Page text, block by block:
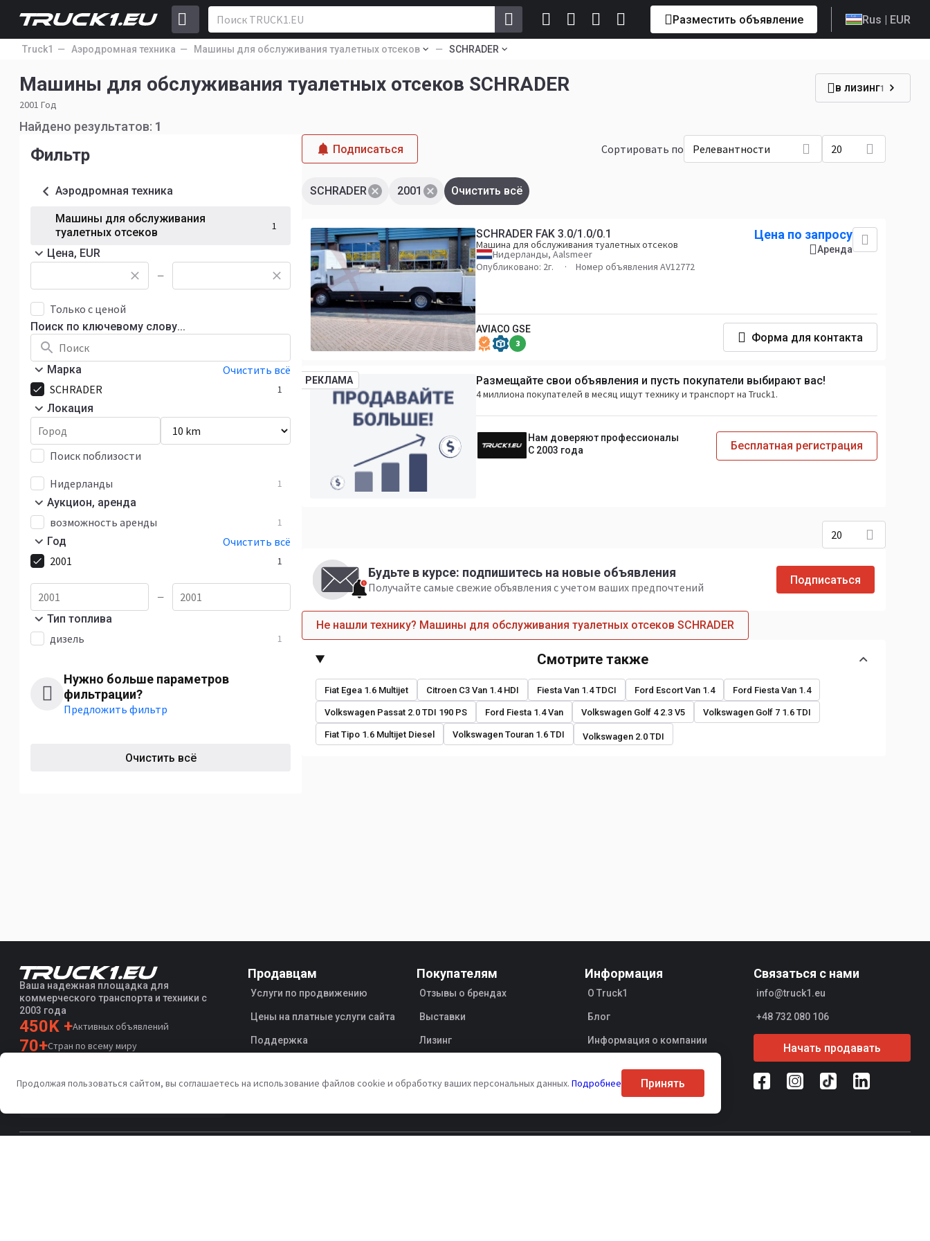
Разместить объявление Rus | EUR
Truck1 Аэродромная техника Машины для обслуживания туалетных отсеков SCHRADER
Машины для обслуживания туалетных отсеков SCHRADER
2001 Год
Найдено результатов: 1
в лизинг1
Фильтр
Аэродромная техника
Машины для обслуживания
туалетных отсеков
1
Цена, EUR
—
Только с ценой
Поиск по ключевому слову...
Марка
Очистить всё
SCHRADER
1
Локация
Поиск поблизости
Нидерланды
1
Аукцион, аренда
возможность аренды 1
Год
Очистить всё
2001
1
—
Тип топлива
дизель 1
Нужно больше параметров
фильтрации?
Предложить фильтр
Очистить всё
Подписаться Сортировать по Релевантности 20
SCHRADER 2001 Очистить всё
SCHRADER FAK 3.0/1.0/0.1
Машина для обслуживания туалетных отсеков
Нидерланды, Aalsmeer
Опубликовано: 2г.
Номер объявления AV12772
Цена по запросу
Аренда
AVIACO GSE
3 Форма для контакта
РЕКЛАМА Размещайте свои объявления и пусть покупатели выбирают вас!
4 миллиона покупателей в месяц ищут технику и транспорт на Truck1.
Нам доверяют профессионалы
С 2003 года
Бесплатная регистрация
20
Будьте в курсе: подпишитесь на новые объявления
Получайте самые свежие объявления с учетом ваших предпочтений
Подписаться
Не нашли технику? Машины для обслуживания туалетных отсеков SCHRADER
Смотрите также
Fiat Egea 1.6 Multijet Citroen C3 Van 1.4 HDI Fiesta Van 1.4 TDCI Ford Escort Van 1.4 Ford Fiesta Van 1.4
Volkswagen Passat 2.0 TDI 190 PS Ford Fiesta 1.4 Van Volkswagen Golf 4 2.3 V5 Volkswagen Golf 7 1.6 TDI
Fiat Tipo 1.6 Multijet Diesel Volkswagen Touran 1.6 TDI Volkswagen 2.0 TDI
Ваша надежная площадка для
коммерческого транспорта и техники с
2003 года
450K +Активных объявлений
70+Стран по всему миру
4.7/5
Продавцам
Услуги по продвижению
Цены на платные услуги сайта
Поддержка
Покупателям
Отзывы о брендах
Выставки
Лизинг
Информация
О Truck1
Блог
Информация о компании
Связаться с нами
info@truck1.eu
+48 732 080 106
Начать продавать
Продолжая пользоваться сайтом, вы соглашаетесь на использование файлов cookie и обработку ваших персональных данных. Подробнее Принять